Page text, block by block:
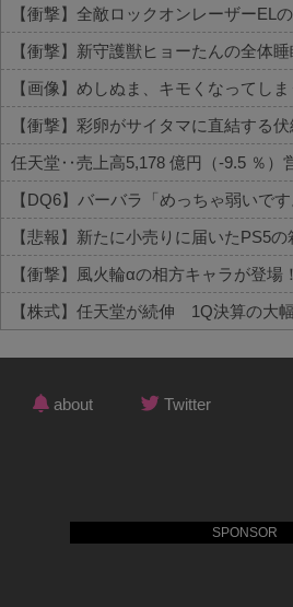
SPONSOR
【衝撃】新守護獣ヒョーたんの全体
【画像】めしぬま、キモくなってし
【株式】任天堂が続伸 1Q決算の大
Powered by livedoor 相互RSS
about Twitter